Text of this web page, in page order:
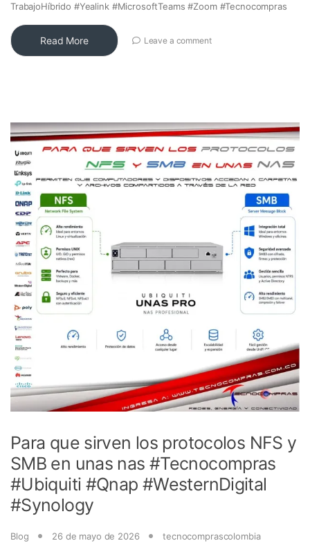
TrabajoHíbrido #Yealink #MicrosoftTeams #Zoom #Tecnocompras
Read More Leave a comment
Para que sirven los protocolos NFS y
SMB en unas nas #Tecnocompras
#Ubiquiti #Qnap #WesternDigital
#Synology
Blog 26 de mayo de 2026 tecnocomprascolombia